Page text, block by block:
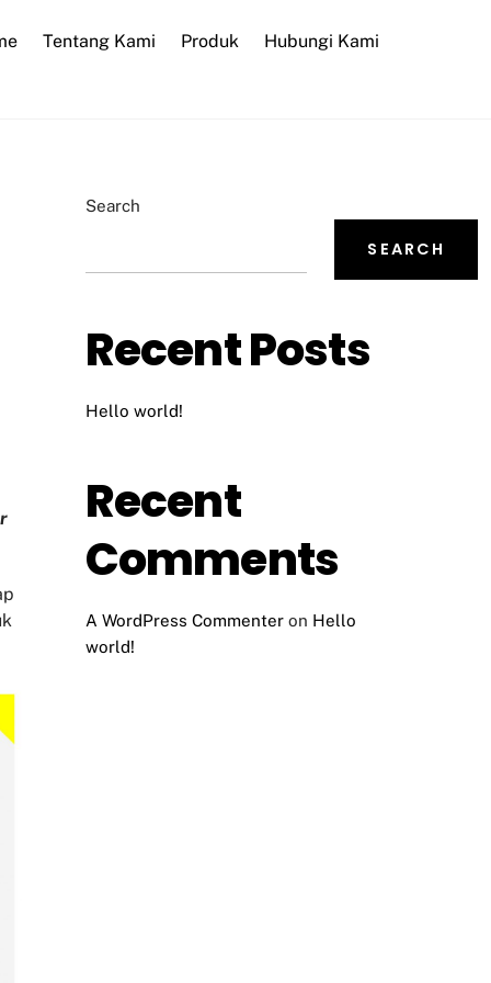
Tentang Kami Produk Hubungi Kami
Search
SEARCH
Recent Posts
Hello world!
Recent
Comments
A WordPress Commenteron Hello
world!